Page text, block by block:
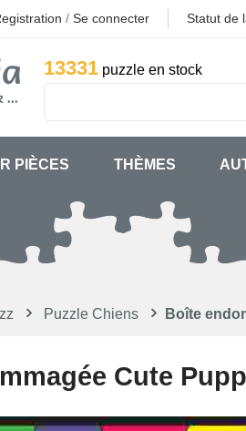
/ Se connecter Statut de
13331 puzzle en stock
PIÈCES THÈMES
Puzzle Chiens Boîte
Cute